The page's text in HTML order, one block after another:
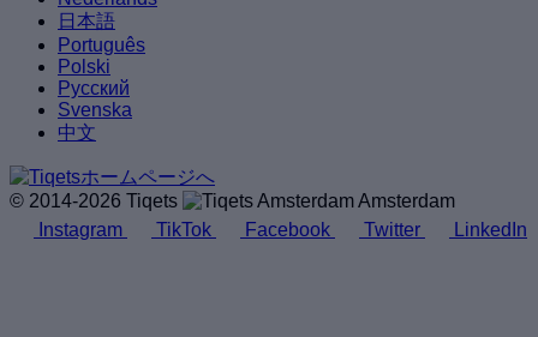
日本語
Português
Polski
Русский
Svenska
中文
© 2014-2026 Tiqets
Amsterdam
Instagram
TikTok Facebook Twitter LinkedIn